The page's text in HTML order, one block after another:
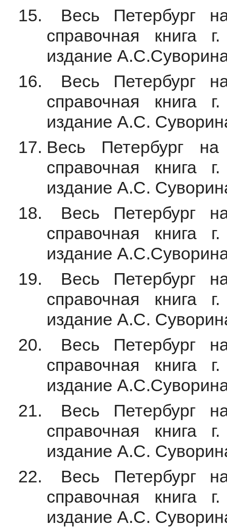
Весь Петербург
справочная книга
издание
Весь Петербург
справочная книга
издание А.С.
Весь Петербург
справочная книга
издание А.С.
Весь Петербург
справочная книга
издание
Весь Петербург
справочная книга
издание А.С.
Весь Петербург
справочная книга
издание
Весь Петербург
справочная книга
издание А.С.
Весь Петербург
справочная книга
издание А.С.